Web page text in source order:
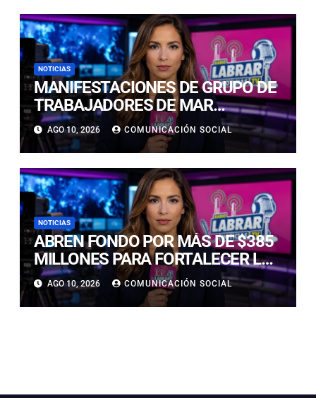
NEGRO.
NOTICIAS
MANIFESTACIONES DE GRUPO DE
TRABAJADORES DE MAR
PROVOCAN EL CORTE TOTAL DE
LA RUTA 5 NORTE A LA ALTURA DE
CALDERA
AGO 10, 2026 COMUNICACIÓN SOCIAL
NOTICIAS
ABREN FONDO POR MÁS DE $385
MILLONES PARA FORTALECER LA
PESCA ARTESANAL EN ATACAMA
AGO 10, 2026 COMUNICACIÓN SOCIAL